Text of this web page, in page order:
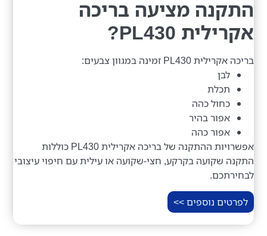
התקנה מציעה בריכה
אקרילית PL430?
בריכה אקרילית PL430 זמינה במגוון צבעים:
לבן
תכלת
כחול כהה
אפור בהיר
אפור כהה
אפשרויות ההתקנה של בריכה אקרילית PL430 כוללות
התקנה שקועה בקרקע, חצי-שקועה או עילית עם חיפוי עיצובי
לבחירתכם.
לפרטים נוספים >>